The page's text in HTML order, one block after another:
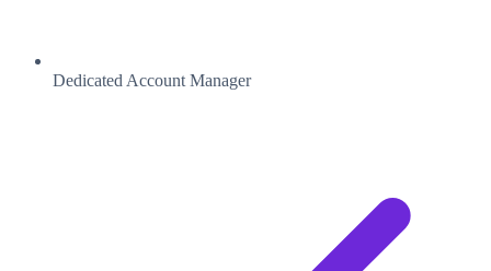
Dedicated Account Manager